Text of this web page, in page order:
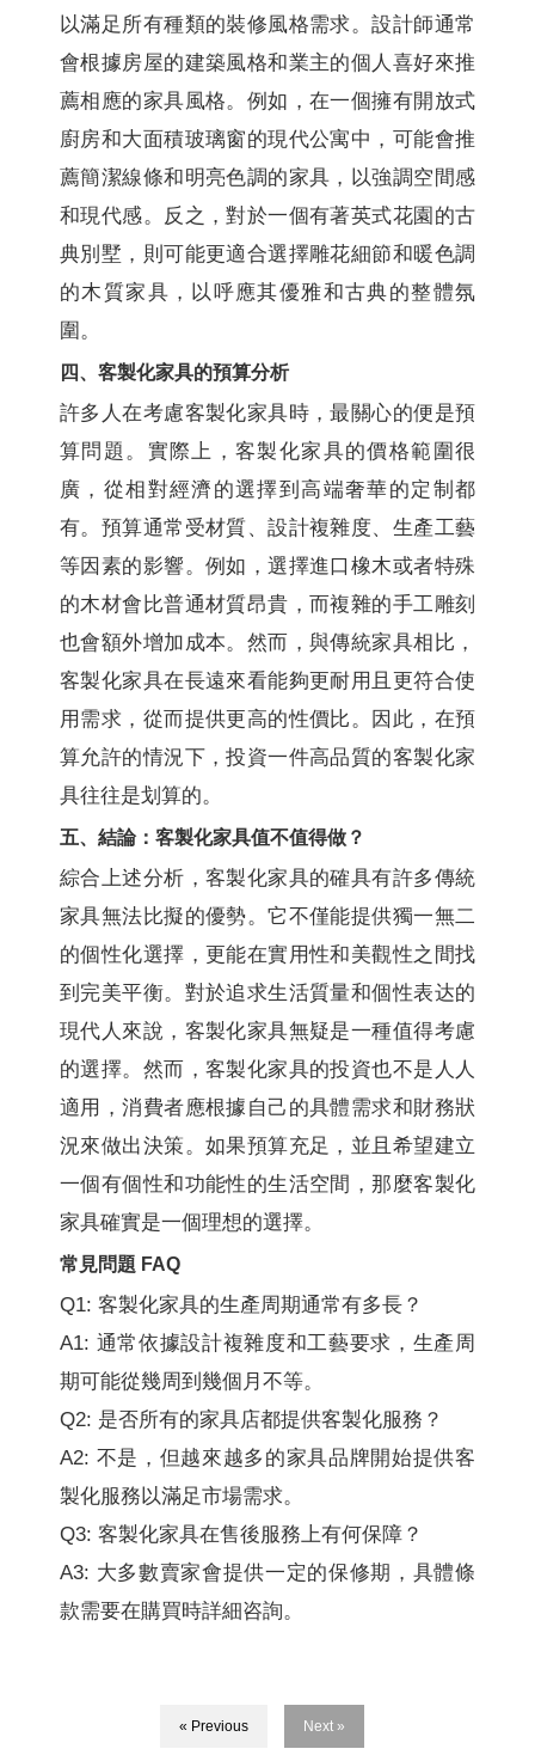
以滿足所有種類的裝修風格需求。設計師通常
會根據房屋的建築風格和業主的個人喜好來推
薦相應的家具風格。例如，在一個擁有開放式
廚房和大面積玻璃窗的現代公寓中，可能會推
薦簡潔線條和明亮色調的家具，以強調空間感
和現代感。反之，對於一個有著英式花園的古
典別墅，則可能更適合選擇雕花細節和暖色調
的木質家具，以呼應其優雅和古典的整體氛
圍。
四、客製化家具的預算分析
許多人在考慮客製化家具時，最關心的便是預
算問題。實際上，客製化家具的價格範圍很
廣，從相對經濟的選擇到高端奢華的定制都
有。預算通常受材質、設計複雜度、生產工藝
等因素的影響。例如，選擇進口橡木或者特殊
的木材會比普通材質昂貴，而複雜的手工雕刻
也會額外增加成本。然而，與傳統家具相比，
客製化家具在長遠來看能夠更耐用且更符合使
用需求，從而提供更高的性價比。因此，在預
算允許的情況下，投資一件高品質的客製化家
具往往是划算的。
五、結論：客製化家具值不值得做？
綜合上述分析，客製化家具的確具有許多傳統
家具無法比擬的優勢。它不僅能提供獨一無二
的個性化選擇，更能在實用性和美觀性之間找
到完美平衡。對於追求生活質量和個性表达的
現代人來說，客製化家具無疑是一種值得考慮
的選擇。然而，客製化家具的投資也不是人人
適用，消費者應根據自己的具體需求和財務狀
況來做出決策。如果預算充足，並且希望建立
一個有個性和功能性的生活空間，那麼客製化
家具確實是一個理想的選擇。
常見問題 FAQ
Q1: 客製化家具的生產周期通常有多長？
A1: 通常依據設計複雜度和工藝要求，生產周
期可能從幾周到幾個月不等。
Q2: 是否所有的家具店都提供客製化服務？
A2: 不是，但越來越多的家具品牌開始提供客
製化服務以滿足市場需求。
Q3: 客製化家具在售後服務上有何保障？
A3: 大多數賣家會提供一定的保修期，具體條
款需要在購買時詳細咨詢。
« Previous Next »